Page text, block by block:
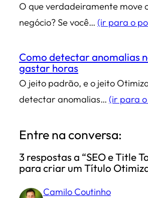
O que verdadeiramente move
negócio? Se você… (ir para o
Como detectar anomalias
gastar horas
O jeito padrão, e o jeito
detectar anomalias… (ir para
Entre na conversa:
3 respostas a “SEO e Title
para criar um Título
Camilo Coutinho